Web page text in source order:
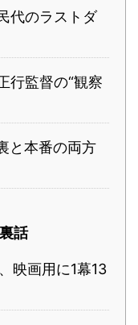
代のラストダ
監督の“観察
と本番の両方
話
映画用に1幕13